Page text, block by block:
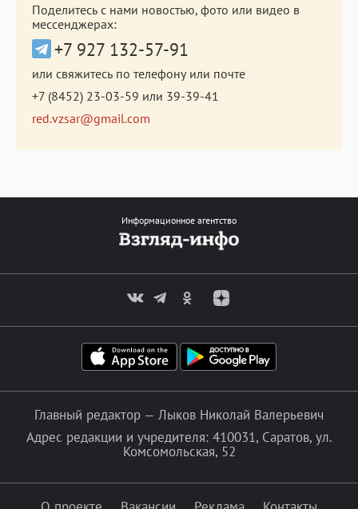
Поделитесь с нами новостью, фото или видео в
мессенджерах:
+7 927 132-57-91
или свяжитесь по телефону или почте
+7 (8452) 23-03-59 или 39-39-41
red.vzsar@gmail.com
Информационное агентство
Главный редактор — Лыков Николай Валерьевич
Адрес редакции и учредителя: 410031, Саратов, ул.
Комсомольская, 52